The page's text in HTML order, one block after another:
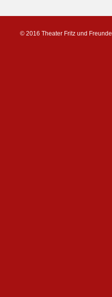
© 2016 Theater Fritz und Freunde